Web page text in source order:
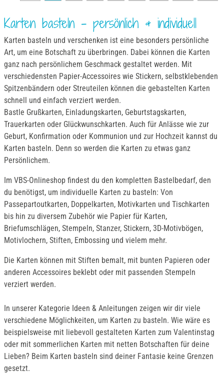
Karten basteln – persönlich & individuell
Karten basteln und verschenken ist eine besonders persönliche
Art, um eine Botschaft zu überbringen. Dabei können die Karten
ganz nach persönlichem Geschmack gestaltet werden. Mit
verschiedensten Papier-Accessoires wie Stickern, selbstklebenden
Spitzenbändern oder Streuteilen können die gebastelten Karten
schnell und einfach verziert werden.
Bastle Grußkarten, Einladungskarten, Geburtstagskarten,
Trauerkarten oder Glückwunschkarten. Auch für Anlässe wie zur
Geburt, Konfirmation oder Kommunion und zur Hochzeit kannst du
Karten basteln. Denn so werden die Karten zu etwas ganz
Persönlichem.
Im VBS-Onlineshop findest du den kompletten Bastelbedarf, den
du benötigst, um individuelle Karten zu basteln: Von
Passepartoutkarten, Doppelkarten, Motivkarten und Tischkarten
bis hin zu diversem Zubehör wie Papier für Karten,
Briefumschlägen, Stempeln, Stanzer, Stickern, 3D-Motivbögen,
Motivlochern, Stiften, Embossing und vielem mehr.
Die Karten können mit Stiften bemalt, mit bunten Papieren oder
anderen Accessoires beklebt oder mit passenden Stempeln
verziert werden.
In unserer Kategorie Ideen & Anleitungen zeigen wir dir viele
verschiedene Möglichkeiten, um Karten zu basteln. Wie wäre es
beispielsweise mit liebevoll gestalteten Karten zum Valentinstag
oder mit sommerlichen Karten mit netten Botschaften für deine
Lieben? Beim Karten basteln sind deiner Fantasie keine Grenzen
gesetzt.